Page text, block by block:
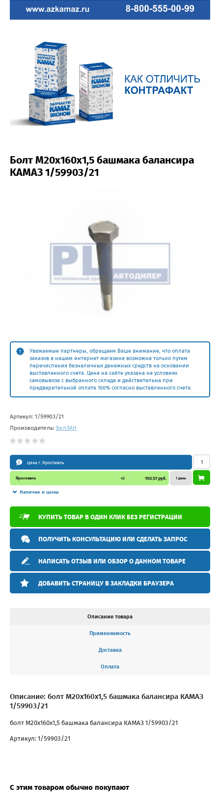
Болт М20х160х1,5 башмака балансира
КАМАЗ 1/59903/21
Уважаемые партнеры, обращаем Ваше внимание, что оплата
заказов в нашем интернет магазине возможна только путем
перечисления безналичных денежных средств на основании
выставленного счета. Цена на сайте указана на условиях
самовывоза с выбранного склада и действительна при
предварительной оплате 100% согласно выставленного счета.
Артикул: 1/59903/21
Производитель: БелЗAН
Цена г. Ярославль
Ярославль 42 150.57 руб.
Наличие и цены
1 день
КУПИТЬ ТОВАР В ОДИН КЛИК БЕЗ РЕГИСТРАЦИИ
ПОЛУЧИТЬ КОНСУЛЬТАЦИЮ ИЛИ СДЕЛАТЬ ЗАПРОС
НАПИСАТЬ ОТЗЫВ ИЛИ ОБЗОР О ДАННОМ ТОВАРЕ
ДОБАВИТЬ СТРАНИЦУ В ЗАКЛАДКИ БРАУЗЕРА
Описание товара
Применяемость
Доставка
Оплата
Описание: болт М20х160х1,5 башмака балансира КАМАЗ
1/59903/21
болт М20х160х1,5 башмака балансира КАМАЗ 1/59903/21
Артикул: 1/59903/21
С этим товаром обычно покупают